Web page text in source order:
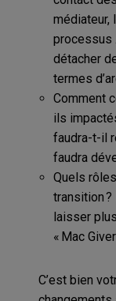
médiateur,
processus
détacher
termes
Comment
ils
faudra-t-il
faudra
Quels
transition
laisser
« Mac Giver
C’est bien